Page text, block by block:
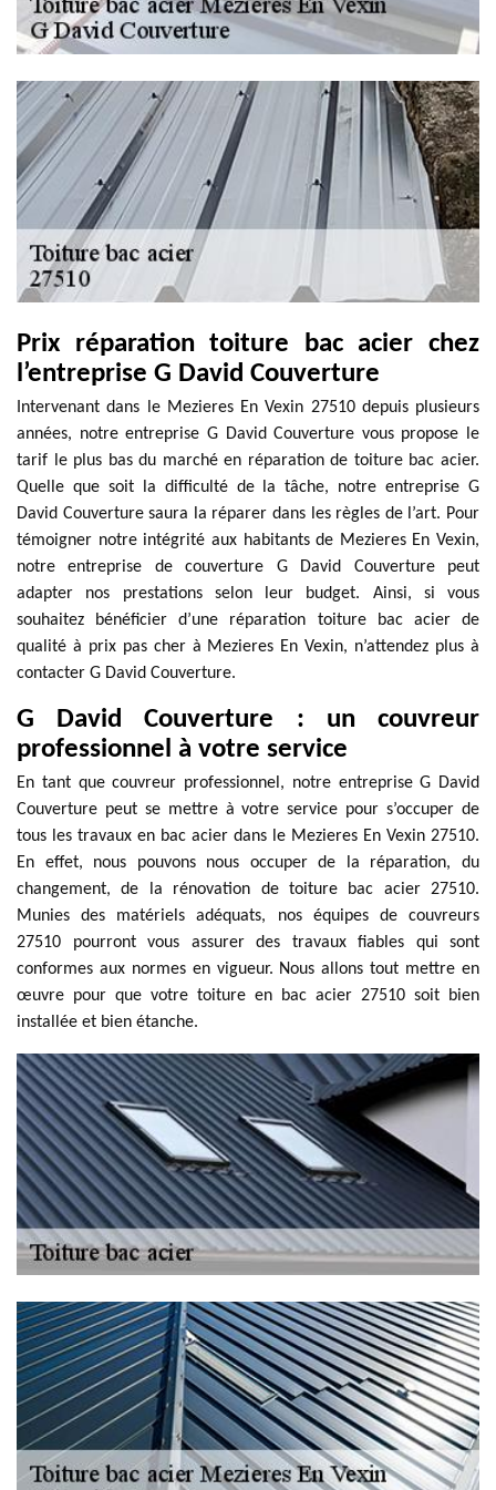
Prix réparation toiture bac acier chez
l’entreprise G David Couverture
Intervenant dans le Mezieres En Vexin 27510 depuis plusieurs
années, notre entreprise G David Couverture vous propose le
tarif le plus bas du marché en réparation de toiture bac acier.
Quelle que soit la difficulté de la tâche, notre entreprise G
David Couverture saura la réparer dans les règles de l’art. Pour
témoigner notre intégrité aux habitants de Mezieres En Vexin,
notre entreprise de couverture G David Couverture peut
adapter nos prestations selon leur budget. Ainsi, si vous
souhaitez bénéficier d’une réparation toiture bac acier de
qualité à prix pas cher à Mezieres En Vexin, n’attendez plus à
contacter G David Couverture.
G David Couverture : un couvreur
professionnel à votre service
En tant que couvreur professionnel, notre entreprise G David
Couverture peut se mettre à votre service pour s’occuper de
tous les travaux en bac acier dans le Mezieres En Vexin 27510.
En effet, nous pouvons nous occuper de la réparation, du
changement, de la rénovation de toiture bac acier 27510.
Munies des matériels adéquats, nos équipes de couvreurs
27510 pourront vous assurer des travaux fiables qui sont
conformes aux normes en vigueur. Nous allons tout mettre en
œuvre pour que votre toiture en bac acier 27510 soit bien
installée et bien étanche.